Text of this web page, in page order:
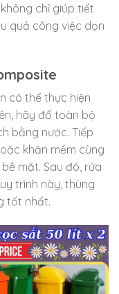
chỉ giúp tiết
quả công việc dọn
có thể thực hiện
hãy đổ toàn bộ
bằng nước. Tiếp
khăn mềm cùng
mặt. Sau đó, rửa
trình này, thùng
tốt nhất.